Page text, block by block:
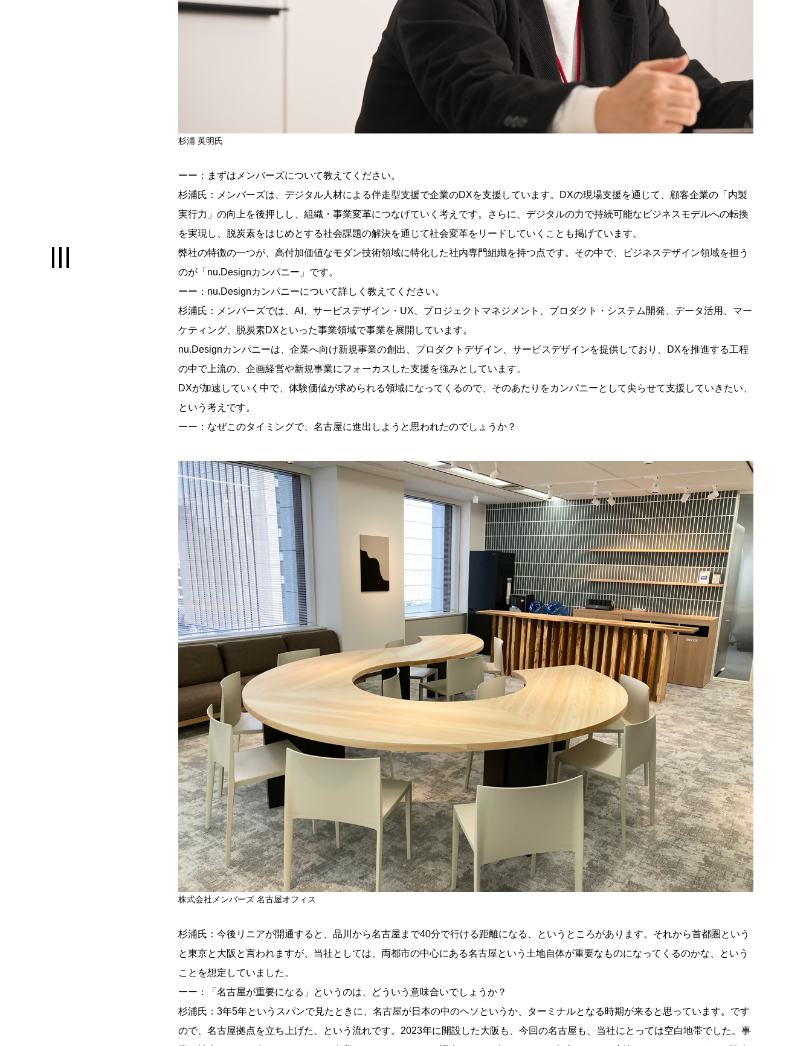
LOCATION
CREATION
世界に名高いものづくり力
INNOVATION
LIFE
社員も家族も嬉しい暮らしやすさ
NEWS
INTERVIEWS
事例インタビュー
INCENTIVES
CONTACT
お問い合わせ
杉浦 英明氏
ーー：まずはメンバーズについて教えてください。
杉浦氏：メンバーズは、デジタル人材による伴走型支援で企業のDXを支援しています。DXの現場支援を通じて、顧客企業の「内製
実行力」の向上を後押しし、組織・事業変革につなげていく考えです。さらに、デジタルの力で持続可能なビジネスモデルへの転換
を実現し、脱炭素をはじめとする社会課題の解決を通じて社会変革をリードしていくことも掲げています。
弊社の特徴の一つが、高付加価値なモダン技術領域に特化した社内専門組織を持つ点です。その中で、ビジネスデザイン領域を担う
のが「nu.Designカンパニー」です。
ーー：nu.Designカンパニーについて詳しく教えてください。
杉浦氏：メンバーズでは、AI、サービスデザイン・UX、プロジェクトマネジメント、プロダクト・システム開発、データ活用、マー
ケティング、脱炭素DXといった事業領域で事業を展開しています。
nu.Designカンパニーは、企業へ向け新規事業の創出、プロダクトデザイン、サービスデザインを提供しており、DXを推進する工程
の中で上流の、企画経営や新規事業にフォーカスした支援を強みとしています。
DXが加速していく中で、体験価値が求められる領域になってくるので、そのあたりをカンパニーとして尖らせて支援していきたい、
という考えです。
ーー：なぜこのタイミングで、名古屋に進出しようと思われたのでしょうか？
株式会社メンバーズ 名古屋オフィス
杉浦氏：今後リニアが開通すると、品川から名古屋まで40分で行ける距離になる、というところがあります。それから首都圏という
と東京と大阪と言われますが、当社としては、両都市の中心にある名古屋という土地自体が重要なものになってくるのかな、という
ことを想定していました。
ーー：「名古屋が重要になる」というのは、どういう意味合いでしょうか？
杉浦氏：3年5年というスパンで見たときに、名古屋が日本の中のヘソというか、ターミナルとなる時期が来ると思っています。です
ので、名古屋拠点を立ち上げた、という流れです。2023年に開設した大阪も、今回の名古屋も、当社にとっては空白地帯でした。事